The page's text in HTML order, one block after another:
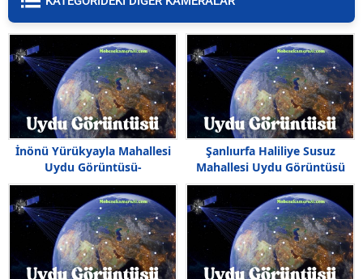
İnönü Yürükyayla Mahallesi
Uydu Görüntüsü-
Haritası,Yürükyayla Nerede
Şanlıurfa Haliliye Susuz
Mahallesi Uydu Görüntüsü
Haritası